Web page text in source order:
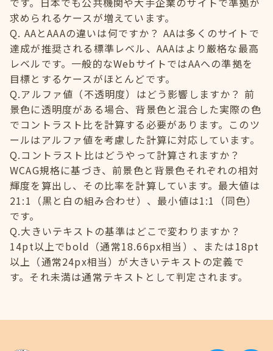
求められるケースが増えています。
Q. AAとAAAの違いは何ですか？ AAは多くのサイトで
達成が推奨される標準レベル、AAAはより厳格な最高
レベルです。一般的なWebサイトではAAへの準拠を
目標とするケースがほとんどです。
Q.アルファ値（不透明度）はどう影響しますか？ 前
景色に透明度がある場合、背景色と混合した実際の色
でコントラスト比を計算する必要があります。このツ
ールはアルファ値を考慮した計算に対応しています。
Q.コントラスト比はどうやって計算されますか？
WCAG規格に基づき、前景色と背景色それぞれの相対
輝度を算出し、その比率を計算しています。最大値は
21:1（黒と白の組み合わせ）、最小値は1:1（同色）
です。
Q.大きいテキストの基準はどこで変わりますか？
14pt以上でbold（通常18.66px相当）、または18pt
以上（通常24px相当）が大きいテキストの定義で
す。それ未満は通常テキストとして判定されます。